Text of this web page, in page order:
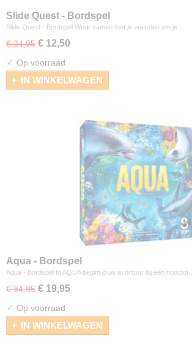
Slide Quest - Bordspel
Slide Quest - Bordspel Werk samen met je vrienden om je…
€ 24,95 € 12,50
✓ Op voorraad
IN WINKELWAGEN
Aqua - Bordspel
Aqua - Bordspel In AQUA begint jouw avontuur bij een hotspot…
€ 34,95 € 19,95
✓ Op voorraad
IN WINKELWAGEN